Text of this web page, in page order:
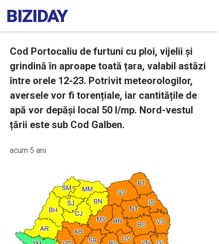
Cod Portocaliu de furtuni cu ploi, vijelii și
grindină în aproape toată țara, valabil astăzi
între orele 12-23. Potrivit meteorologilor,
aversele vor fi torențiale, iar cantitățile de
apă vor depăși local 50 l/mp. Nord-vestul
țării este sub Cod Galben.
acum 5 ani